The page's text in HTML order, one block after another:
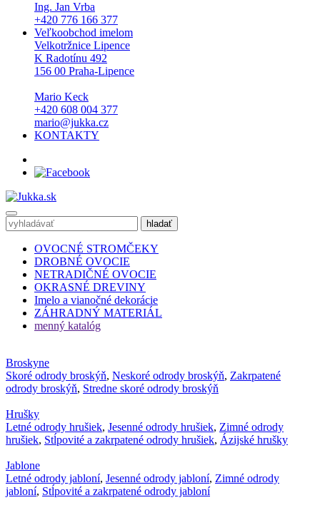
Ing. Jan Vrba
+420 776 166 377
Veľkoobchod imelom
Velkotržnice Lipence
K Radotínu 492
156 00 Praha-Lipence
Mario Keck
+420 608 004 377
mario@jukka.cz
KONTAKTY
OVOCNÉ STROMČEKY
DROBNÉ OVOCIE
NETRADIČNÉ OVOCIE
OKRASNÉ DREVINY
Imelo a vianočné dekorácie
ZÁHRADNÝ MATERIÁL
menný katalóg
Broskyne
Skoré odrody broskýň, Neskoré odrody broskýň, Zakrpatené
odrody broskýň, Stredne skoré odrody broskýň
Hrušky
Letné odrody hrušiek, Jesenné odrody hrušiek, Zimné odrody
hrušiek, Stĺpovité a zakrpatené odrody hrušiek, Ázijské hrušky
Jablone
Letné odrody jabloní, Jesenné odrody jabloní, Zimné odrody
jabloní, Stĺpovité a zakrpatené odrody jabloní